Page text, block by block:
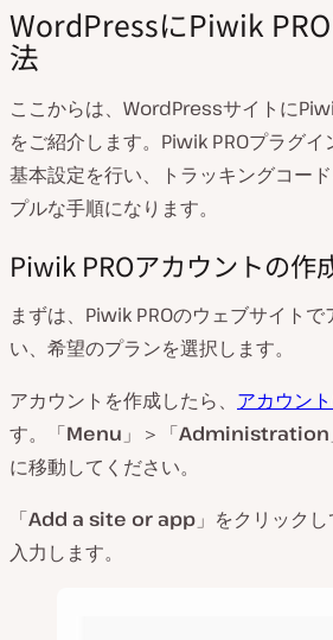
WordPressにPiwik
法
ここからは、WordPressサイトに
をご紹介します。Piwik PROプラグ
基本設定を行い、トラッキングコー
プルな手順になります。
Piwik PROアカウントの作
まずは、Piwik PROのウェブサイト
い、希望のプランを選択します。
アカウントを作成したら、 アカウン
す。「Menu 」＞「Administration
に移動してください。
「Add a site or app 」をクリック
入力します。